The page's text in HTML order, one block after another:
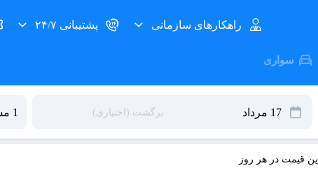
راهکارهای سازمانی پشتیبانی ۲۴/۷
سواری
قیمت در هر روز